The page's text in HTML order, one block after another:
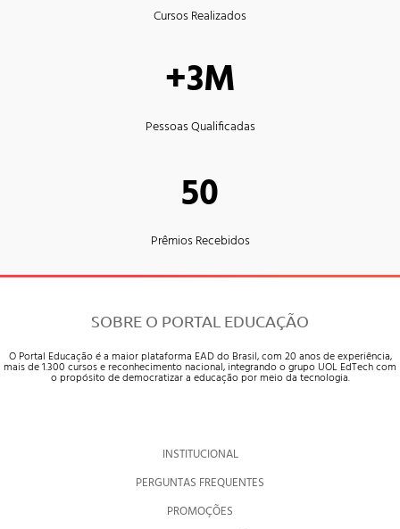
Cursos Realizados
+3M
Pessoas Qualificadas
50
Prêmios Recebidos
SOBRE O PORTAL EDUCAÇÃO
O Portal Educação é a maior plataforma EAD do Brasil, com 20 anos de experiência,
mais de 1.300 cursos e reconhecimento nacional, integrando o grupo UOL EdTech com
o propósito de democratizar a educação por meio da tecnologia.
INSTITUCIONAL
PERGUNTAS FREQUENTES
PROMOÇÕES